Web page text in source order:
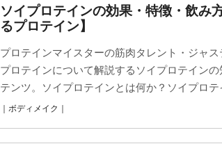
ソイプロテインの効果・特徴・飲み
るプロテイン】
プロテインマイスターの筋肉タレント・ジャ
プロテインについて解説するソイプロテイン
テンツ。ソイプロテインとは何か？ソイプロ
｜ボディメイク｜